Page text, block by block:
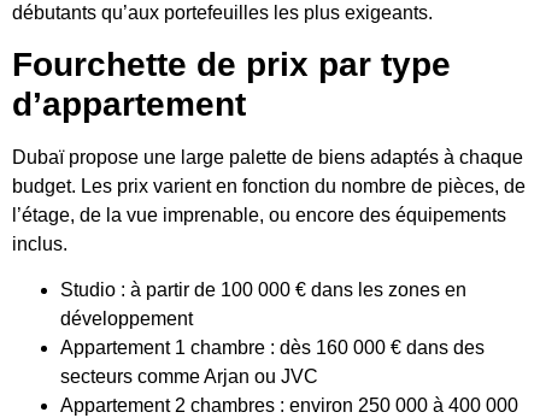
débutants qu’aux portefeuilles les plus exigeants.
Fourchette de prix par type
d’appartement
Dubaï propose une large palette de biens adaptés à chaque
budget. Les prix varient en fonction du nombre de pièces, de
l’étage, de la vue imprenable, ou encore des équipements
inclus.
Studio : à partir de 100 000 € dans les zones en
développement
Appartement 1 chambre : dès 160 000 € dans des
secteurs comme Arjan ou JVC
Appartement 2 chambres : environ 250 000 à 400 000